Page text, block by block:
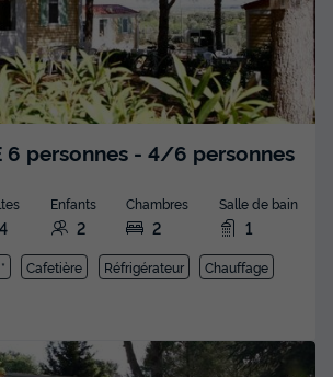
6 personnes - 4/6 personnes
4
Enfants
2
Chambres
2
Salle de bain
1
Cafetière Réfrigérateur
Chauffage